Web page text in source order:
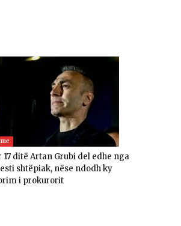
17 ditë Artan Grubi del edhe nga
shtëpiak, nëse ndodh ky
i prokurorit